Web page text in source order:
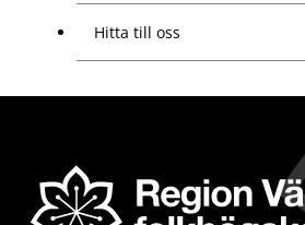
Hitta till oss